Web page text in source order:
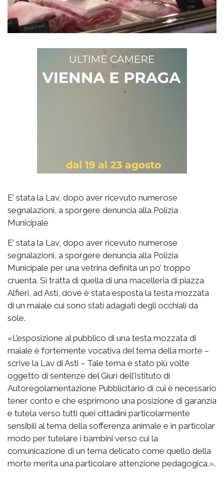
E’ stata la Lav, dopo aver ricevuto numerose
segnalazioni, a sporgere denuncia alla Polizia
Municipale
E’ stata la Lav, dopo aver ricevuto numerose
segnalazioni, a sporgere denuncia alla Polizia
Municipale per una vetrina definita un po’ troppo
cruenta. Si tratta di quella di una macelleria di piazza
Alfieri, ad Asti, dove è stata esposta la testa mozzata
di un maiale cui sono stati adagiati degli occhiali da
sole.
«L’esposizione al pubblico di una testa mozzata di
maiale è fortemente vocativa del tema della morte –
scrive la Lav di Asti – Tale tema è stato più volte
oggetto di sentenze del Giurì dell’Istituto di
Autoregolamentazione Pubblicitario di cui è necessario
tener conto e che esprimono una posizione di garanzia
e tutela verso tutti quei cittadini particolarmente
sensibili al tema della sofferenza animale e in particolar
modo per tutelare i bambini verso cui la
comunicazione di un tema delicato come quello della
morte merita una particolare attenzione pedagogica.».